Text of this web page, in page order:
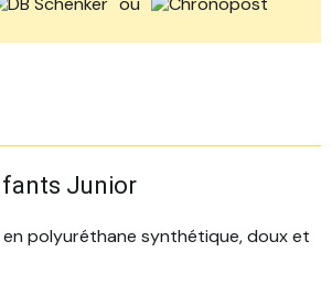
Junior
polyuréthane synthétique, doux et